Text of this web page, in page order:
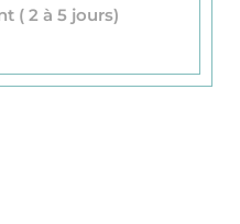
( 2 à 5 jours)